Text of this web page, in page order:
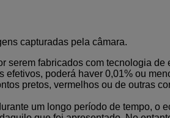
capturadas pela câmara.
serem fabricados com tecnologia de
efetivos, poderá haver 0,01% ou
pretos, vermelhos ou de outras
um longo período de tempo, o